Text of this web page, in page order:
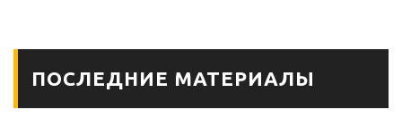
ПОСЛЕДНИЕ МАТЕРИАЛЫ